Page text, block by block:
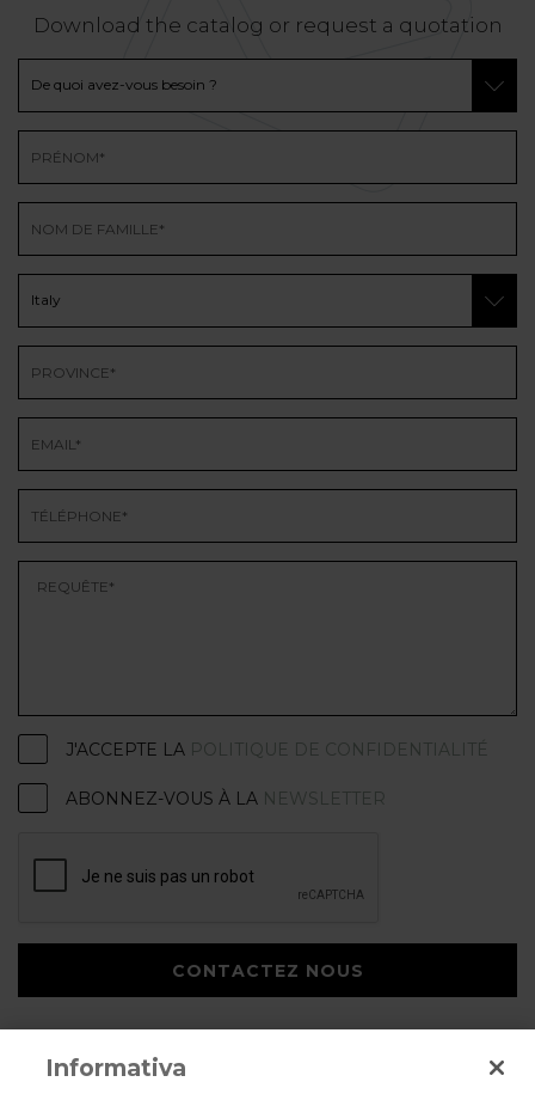
Download the catalog or request a quotation
J'ACCEPTE LA POLITIQUE DE CONFIDENTIALITÉ
ABONNEZ-VOUS À LA NEWSLETTER
CONTACTEZ NOUS
Informativa